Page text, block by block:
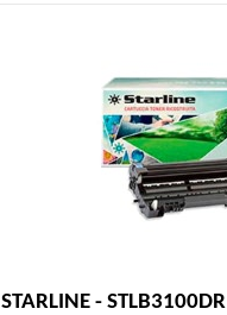
STARLINE - STLB3100DR